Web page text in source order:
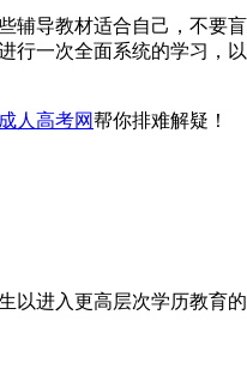
辅导教材适合自己，不要
行一次全面系统的学习，
人高考网帮你排难解疑！
以进入更高层次学历教育